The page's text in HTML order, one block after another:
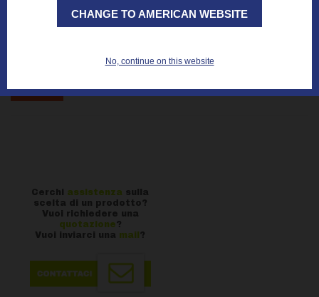
Dichiaro di aver letto attentamente l’informativa*
Cerchi assistenza sulla
scelta di un prodotto?
Vuoi richiedere una
quotazione?
Vuoi inviarci una mail?
CHANGE TO AMERICAN WEBSITE
No, continue on this website